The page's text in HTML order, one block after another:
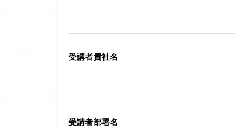
受講者貴社名
受講者部署名